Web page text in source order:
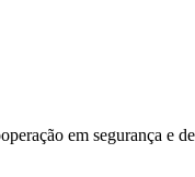
em segurança e